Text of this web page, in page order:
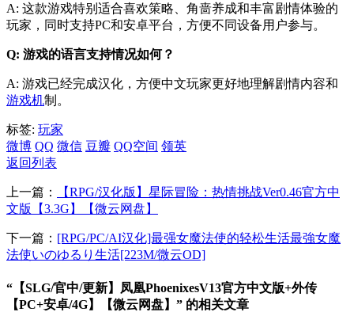
A: 这款游戏特别适合喜欢策略、角啬养成和丰富剧情体验的
玩家，同时支持PC和安卓平台，方便不同设备用户参与。
Q: 游戏的语言支持情况如何？
A: 游戏已经完成汉化，方便中文玩家更好地理解剧情内容和
游戏机制。
标签: 玩家
微博 QQ 微信 豆瓣 QQ空间 领英
返回列表
上一篇：
【RPG/汉化版】星际冒险：热情挑战Ver0.46官方中
文版【3.3G】【微云网盘】
下一篇： [RPG/PC/AI汉化]最强女魔法使的轻松生活最強女魔
法使いのゆるり生活[223M/微云OD]
“【SLG/官中/更新】凤凰PhoenixesV13官方中文版+外传
【PC+安卓/4G】【微云网盘】” 的相关文章